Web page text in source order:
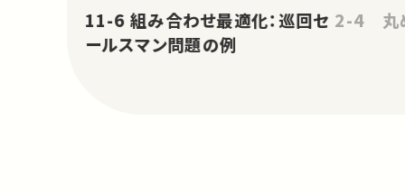
11-6 組み合わせ最適化：巡回セ
ールスマン問題の例
2-4 丸